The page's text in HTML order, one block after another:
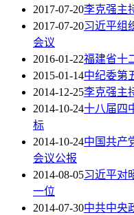
2017-07-20李克强主
2017-07-20习近平组
会议
2016-01-22福建省十
2015-01-14中纪委第
2014-12-25李克强主
2014-10-24十八届四
标
2014-10-24中国共产
会议公报
2014-08-05习近平对
一位
2014-07-30中共中央